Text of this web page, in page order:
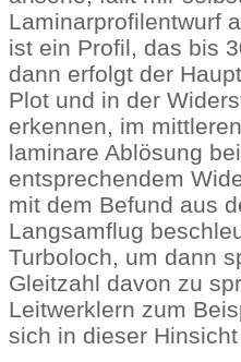
Laminarprofilentwurf
ist ein Profil, das bis
dann erfolgt der
Plot und in der
erkennen, im
laminare Ablösung
entsprechendem
mit dem Befund aus
Langsamflug
Turboloch, um dann
Gleitzahl davon zu
Leitwerklern zum
sich in dieser